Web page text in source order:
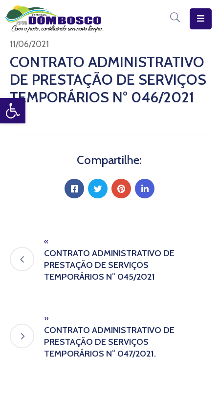
Open toolbar
Início
O
Município
Estrutura
Diário
11/06/2021
CONTRATO ADMINISTRATIVO
DE PRESTAÇÃO DE SERVIÇOS
TEMPORÁRIOS N° 046/2021
Compartilhe:
«
CONTRATO ADMINISTRATIVO DE
PRESTAÇÃO DE SERVIÇOS
TEMPORÁRIOS N° 045/2021
»
CONTRATO ADMINISTRATIVO DE
PRESTAÇÃO DE SERVIÇOS
TEMPORÁRIOS N° 047/2021.